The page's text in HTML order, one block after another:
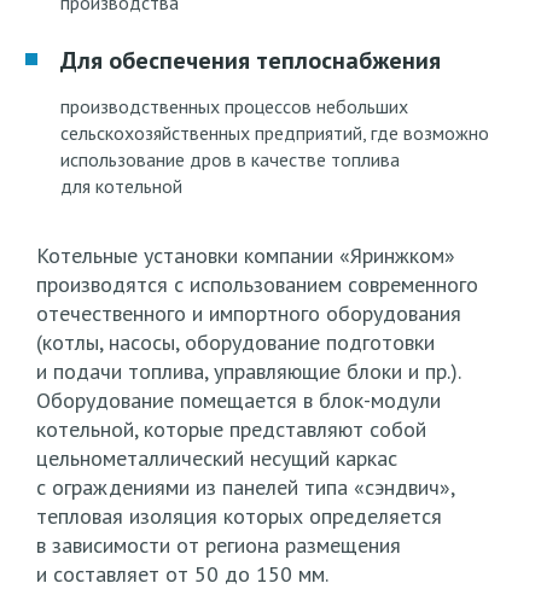
Для обеспечения теплоснабжения
производственных процессов небольших
сельскохозяйственных предприятий, где возможно
использование дров в качестве топлива
для котельной
Котельные установки компании «Яринжком»
производятся с использованием современного
отечественного и импортного оборудования
(котлы, насосы, оборудование подготовки
и подачи топлива, управляющие блоки и пр.).
Оборудование помещается в блок-модули
котельной, которые представляют собой
цельнометаллический несущий каркас
с ограждениями из панелей типа «сэндвич»,
тепловая изоляция которых определяется
в зависимости от региона размещения
и составляет от 50 до 150 мм.